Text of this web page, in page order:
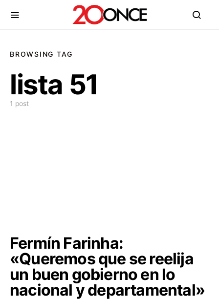
BROWSING TAG
lista 51
1 post
Fermín Farinha:
«Queremos que se reelija
un buen gobierno en lo
nacional y departamental»